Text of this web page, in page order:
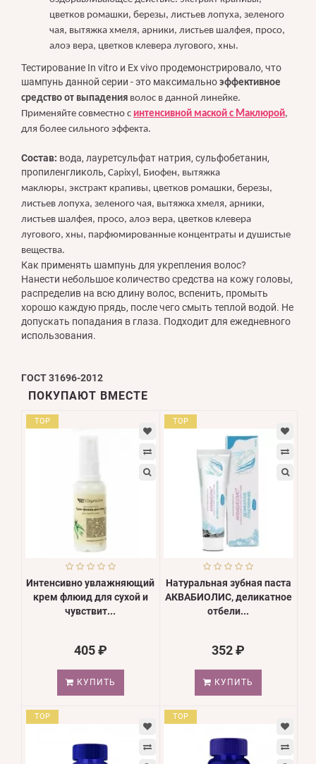
цветков ромашки, березы, листьев лопуха, зеленого
чая, вытяжка хмеля, арники, листьев шалфея, просо,
алоэ вера, цветков клевера лугового, хны.
Тестирование In vitro и Ex vivo продемонстрировало, что
шампунь данной серии - это максимально эффективное
средство от выпадения волос в данной линейке.
Применяйте совместно с интенсивной маской с Маклюрой,
для более сильного эффекта.
Состав: вода, лауретсульфат натрия, сульфобетанин,
пропиленгликоль, Capixyl, Биофен, вытяжка
маклюры, экстракт крапивы, цветков ромашки, березы,
листьев лопуха, зеленого чая, вытяжка хмеля, арники,
листьев шалфея, просо, алоэ вера, цветков клевера
лугового, хны, парфюмированные концентраты и душистые
вещества.
Как применять шампунь для укрепления волос?
Нанести небольшое количество средства на кожу головы,
распределив на всю длину волос, вспенить, промыть
хорошо каждую прядь, после чего смыть теплой водой. Не
допускать попадания в глаза. Подходит для ежедневного
использования.
ГОСТ 31696-2012
ПОКУПАЮТ ВМЕСТЕ
TOP
Интенсивно увлажняющий
крем флюид для сухой и
чувствит...
405 ₽
КУПИТЬ
TOP
Натуральная зубная паста
АКВАБИОЛИС, деликатное
отбели...
352 ₽
КУПИТЬ
TOP TOP